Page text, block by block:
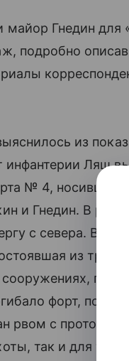
Гнедин для
подробно
из
инфантерии Ляш
№ 4, носившего
и Гнедин. В
с севера. В
из
сооружениях,
форт, по
с проточной
так и для